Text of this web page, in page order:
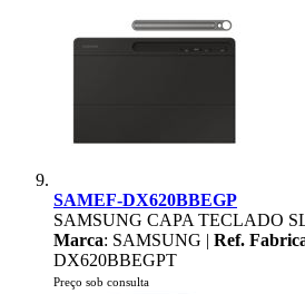
SAMEF-DX620BBEGP
SAMSUNG CAPA TECLADO
Marca: SAMSUNG | Ref.
DX620BBEGPT
Preço sob consulta